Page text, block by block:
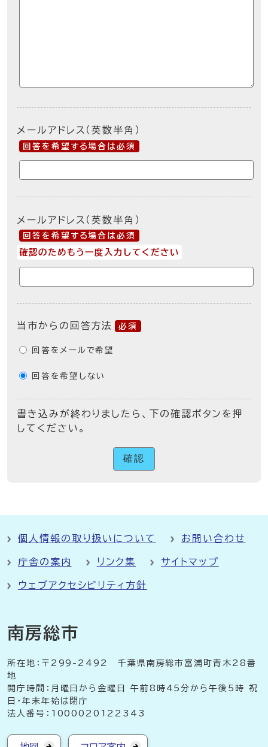
メールアドレス（英数半角）
回答を希望する場合は必須
メールアドレス（英数半角）
回答を希望する場合は必須
確認のためもう一度入力してください
当市からの回答方法 必須
回答をメールで希望
回答を希望しない
書き込みが終わりましたら、下の確認ボタンを押
してください。
確認
個人情報の取り扱いについて お問い合わせ
庁舎の案内 リンク集 サイトマップ
ウェブアクセシビリティ方針
南房総市
所在地：〒299-2492 千葉県南房総市富浦町青木28番
地
開庁時間：月曜日から金曜日 午前8時45分から午後5時 祝
日・年末年始は閉庁
法人番号：1000020122343